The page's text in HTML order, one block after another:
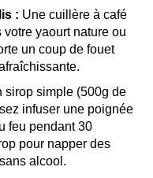
: Une cuillère à café
yaourt nature ou
un coup de fouet
sirop simple (500g de
infuser une poignée
feu pendant 30
pour napper des
alcool.